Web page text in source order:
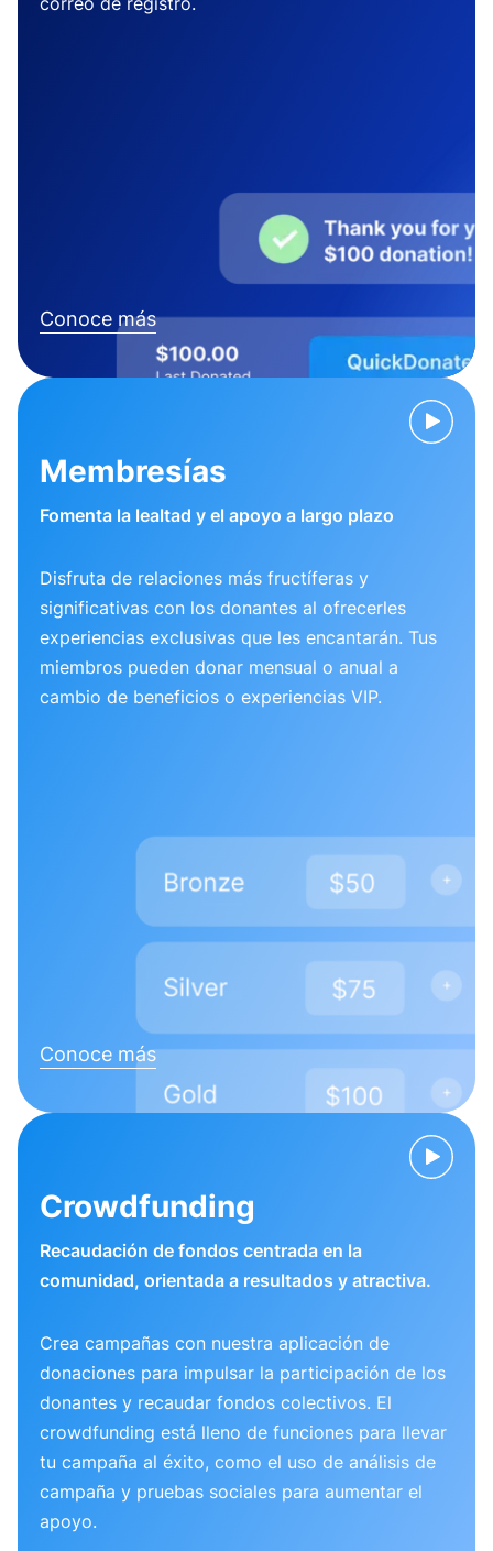
Conoce más
Membresías
Fomenta la lealtad y el apoyo a largo plazo
Disfruta de relaciones más fructíferas y
significativas con los donantes al ofrecerles
experiencias exclusivas que les encantarán. Tus
miembros pueden donar mensual o anual a
cambio de beneficios o experiencias VIP.
Conoce más
Crowdfunding
Recaudación de fondos centrada en la
comunidad, orientada a resultados y atractiva.
Crea campañas con nuestra aplicación de
donaciones para impulsar la participación de los
donantes y recaudar fondos colectivos. El
crowdfunding está lleno de funciones para llevar
tu campaña al éxito, como el uso de análisis de
campaña y pruebas sociales para aumentar el
apoyo.